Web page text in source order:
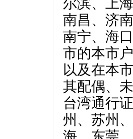
尔滨、上
南昌、济
南宁、海
市的本市
以及在本
其配偶、
台湾通行
州、苏州